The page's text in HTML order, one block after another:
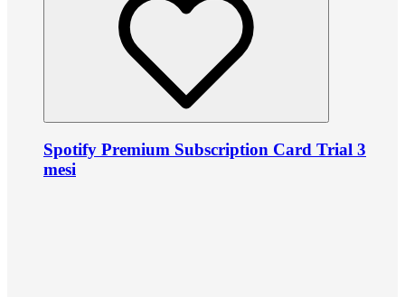
Spotify Premium Subscription Card Trial 3
mesi